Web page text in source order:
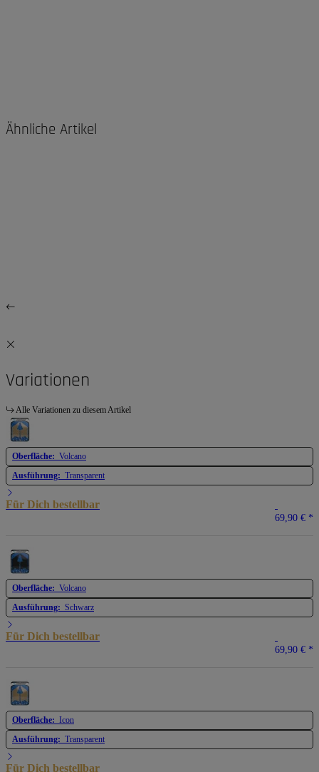
Ähnliche Artikel
Variationen
Alle Variationen zu diesem Artikel
Oberfläche: Volcano
Ausführung: Transparent
Für Dich bestellbar
69,90 € *
Oberfläche: Volcano
Ausführung: Schwarz
Für Dich bestellbar
69,90 € *
Oberfläche: Icon
Ausführung: Transparent
Für Dich bestellbar